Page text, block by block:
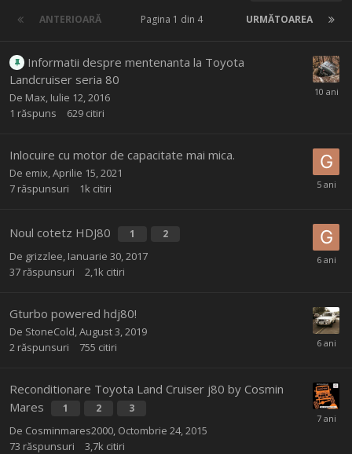
ANTERIOARĂ URMĂTOAREA
Pagina 1 din 4
Informatii despre mentenanta la Toyota
Landcruiser seria 80
De Max Iulie 12, 2016
1 răspuns 629 citiri
Inlocuire cu motor de capacitate mai mica.
De emix Aprilie 15, 2021
7 răspunsuri 1k citiri
Noul cotetz HDJ80 1 2
De grizzlee Ianuarie 30, 2017
37 răspunsuri 2,1k citiri
Gturbo powered hdj80!
De StoneCold August 3, 2019
2 răspunsuri 755 citiri
Reconditionare Toyota Land Cruiser j80 by Cosmin
Mares
1 2 3
De Cosminmares2000 Octombrie 24, 2015
73 răspunsuri 3,7k citiri